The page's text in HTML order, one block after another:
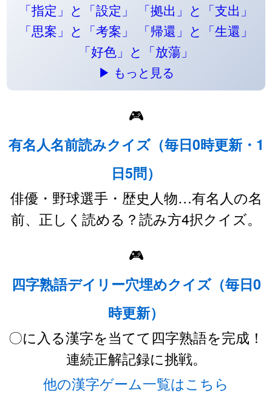
「指定」と「設定」
「拠出」と「支出」
「思案」と「考案」
「帰還」と「生還」
「好色」と「放蕩」
▶ もっと見る
🎮
有名人名前読みクイズ（毎日0時更新・1
日5問）
俳優・野球選手・歴史人物…有名人の名
前、正しく読める？読み方4択クイズ。
🎮
四字熟語デイリー穴埋めクイズ（毎日0
時更新）
〇に入る漢字を当てて四字熟語を完成！
連続正解記録に挑戦。
他の漢字ゲーム一覧はこちら